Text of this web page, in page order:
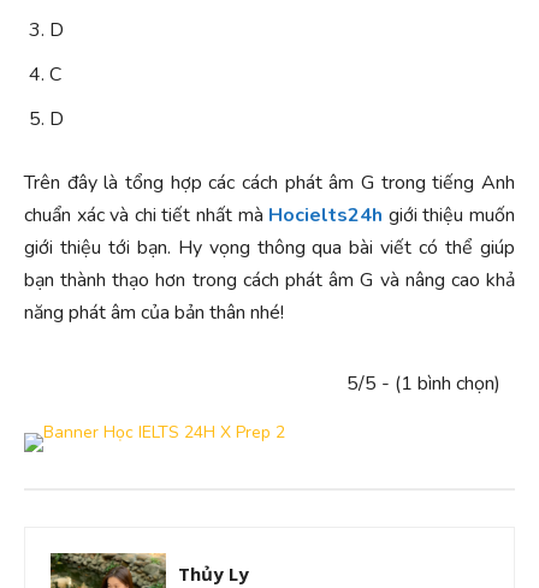
D
C
D
Trên đây là tổng hợp các cách phát âm G trong tiếng Anh
chuẩn xác và chi tiết nhất mà Hocielts24h giới thiệu muốn
giới thiệu tới bạn. Hy vọng thông qua bài viết có thể giúp
bạn thành thạo hơn trong cách phát âm G và nâng cao khả
năng phát âm của bản thân nhé!
5/5 - (1 bình chọn)
Thủy Ly